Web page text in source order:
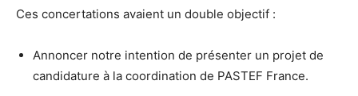
Ces concertations avaient un double objectif :
Annoncer notre intention de présenter un projet de
candidature à la coordination de PASTEF France.